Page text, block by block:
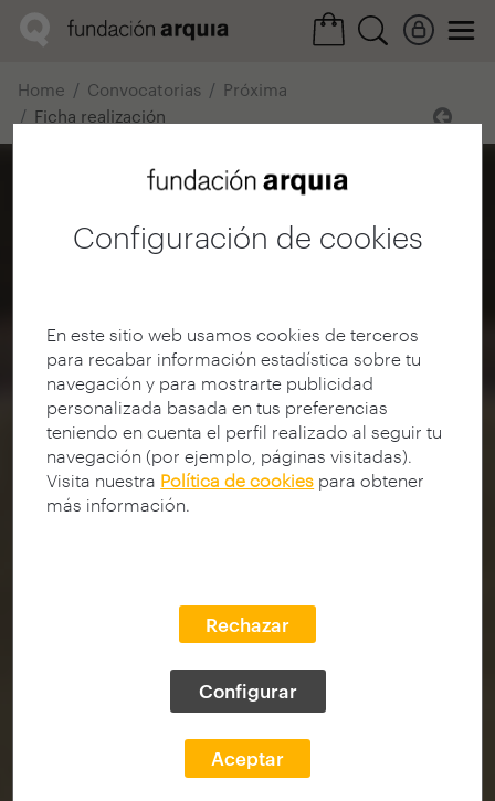
Configuración de cookies
En este sitio web usamos cookies de terceros
para recabar información estadística sobre tu
navegación y para mostrarte publicidad
personalizada basada en tus preferencias
teniendo en cuenta el perfil realizado al seguir tu
navegación (por ejemplo, páginas visitadas).
Visita nuestra Política de cookies para obtener
más información.
Rechazar
Configurar
Aceptar
Home Convocatorias
Próxima
Ficha realización